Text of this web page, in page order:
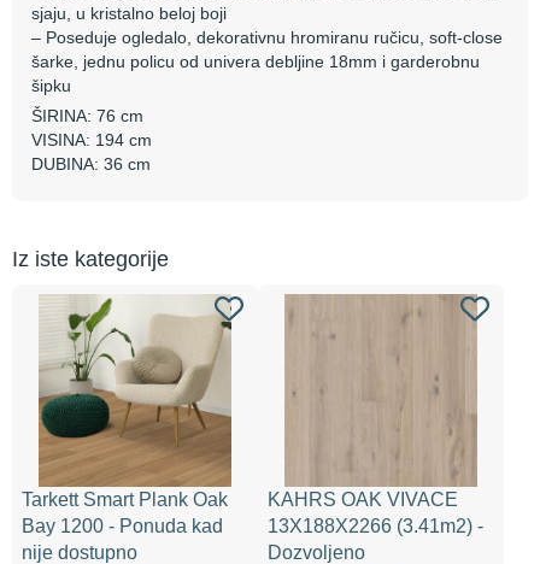
sjaju, u kristalno beloj boji
– Poseduje ogledalo, dekorativnu hromiranu ručicu, soft-close
šarke, jednu policu od univera debljine 18mm i garderobnu
šipku
ŠIRINA: 76 cm
VISINA: 194 cm
DUBINA: 36 cm
Iz iste kategorije
Tarkett Smart Plank Oak
Bay 1200 - Ponuda kad
nije dostupno
KAHRS OAK VIVACE
13X188X2266 (3.41m2) -
Dozvoljeno